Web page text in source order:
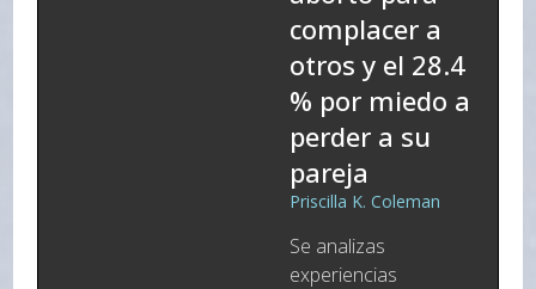
complacer a
otros y el 28.4
% por miedo a
perder a su
pareja
Priscilla K. Coleman
Se analizas
experiencias